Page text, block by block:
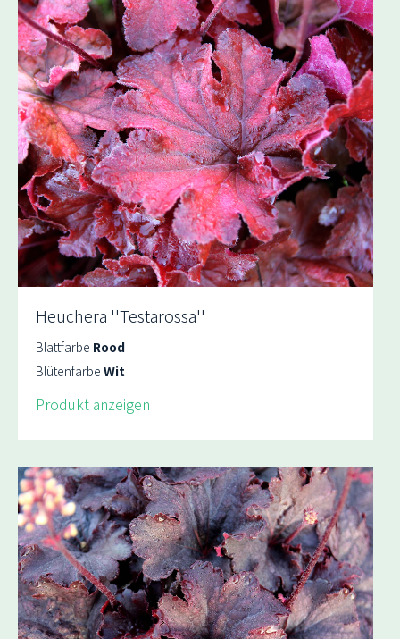
Heuchera ''Testarossa''
Blattfarbe Rood
Blütenfarbe Wit
Produkt anzeigen